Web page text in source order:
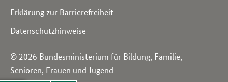
© 2026 Bundesministerium für Bildung, Familie,
Senioren, Frauen und Jugend
Erklärung zur Barrierefreiheit
Datenschutzhinweise